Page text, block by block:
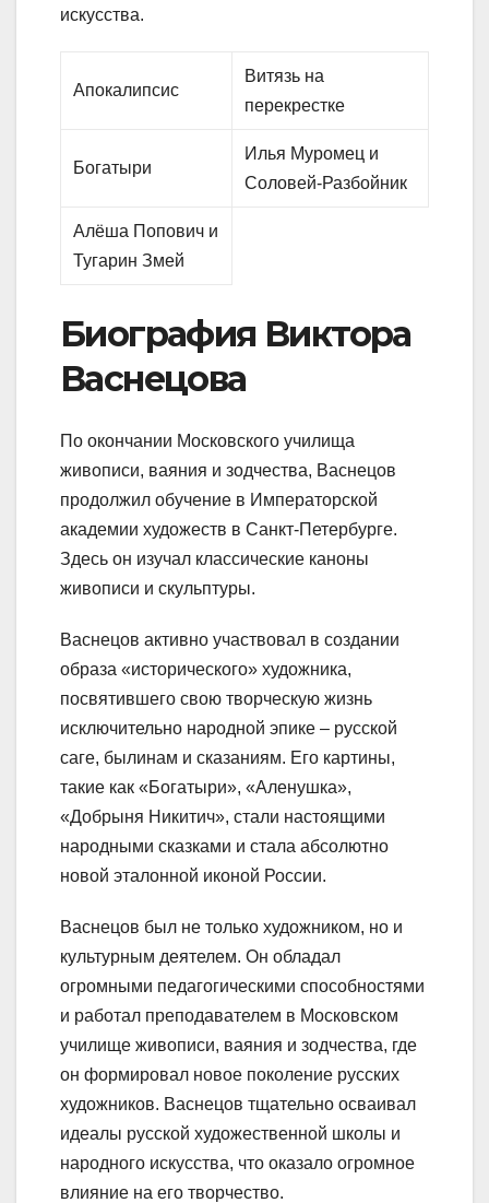
искусства.
Апокалипсис
Витязь на
перекрестке
Богатыри
Илья Муромец и
Соловей-Разбойник
Алёша Попович и
Тугарин Змей
Биография Виктора
Васнецова
По окончании Московского училища
живописи, ваяния и зодчества, Васнецов
продолжил обучение в Императорской
академии художеств в Санкт-Петербурге.
Здесь он изучал классические каноны
живописи и скульптуры.
Васнецов активно участвовал в создании
образа «исторического» художника,
посвятившего свою творческую жизнь
исключительно народной эпике – русской
саге, былинам и сказаниям. Его картины,
такие как «Богатыри», «Аленушка»,
«Добрыня Никитич», стали настоящими
народными сказками и стала абсолютно
новой эталонной иконой России.
Васнецов был не только художником, но и
культурным деятелем. Он обладал
огромными педагогическими способностями
и работал преподавателем в Московском
училище живописи, ваяния и зодчества, где
он формировал новое поколение русских
художников. Васнецов тщательно осваивал
идеалы русской художественной школы и
народного искусства, что оказало огромное
влияние на его творчество.